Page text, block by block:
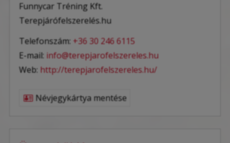
Funnycar Tréning Kft.
Terepjárófelszerelés.hu
Telefonszám: +36 30 246 6115
E-mail: info@terepjarofelszereles.hu
Web: http://terepjarofelszereles.hu/
Névjegykártya mentése